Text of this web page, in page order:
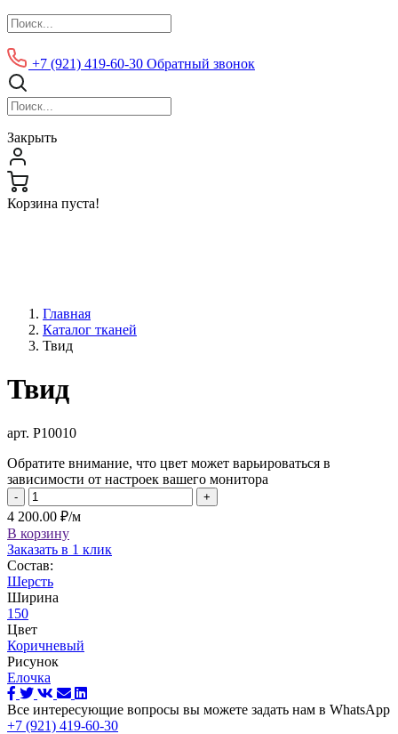
+7 (921) 419-60-30 Обратный звонок
Закрыть
Корзина пуста!
Главная
Каталог тканей
Твид
Твид
арт. Р10010
Обратите внимание, что цвет может варьироваться в
зависимости от настроек вашего монитора
- +
4 200.00 ₽/м
В корзину
Заказать в 1 клик
Состав:
Шерсть
Ширина
150
Цвет
Коричневый
Рисунок
Елочка
Все интересующие вопросы вы можете задать нам в WhatsApp
+7 (921) 419-60-30